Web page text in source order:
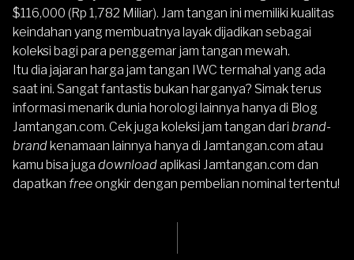
$116,000 (Rp 1,782 Miliar). Jam tangan ini memiliki kualitas
keindahan yang membuatnya layak dijadikan sebagai
koleksi bagi para penggemar jam tangan mewah.
Itu dia jajaran harga jam tangan IWC termahal yang ada
saat ini. Sangat fantastis bukan harganya? Simak terus
informasi menarik dunia horologi lainnya hanya di Blog
Jamtangan.com. Cek juga koleksi jam tangan dari brand-
brand kenamaan lainnya hanya di Jamtangan.com atau
kamu bisa juga downloadaplikasi Jamtangan.com dan
dapatkan freeongkir dengan pembelian nominal tertentu!